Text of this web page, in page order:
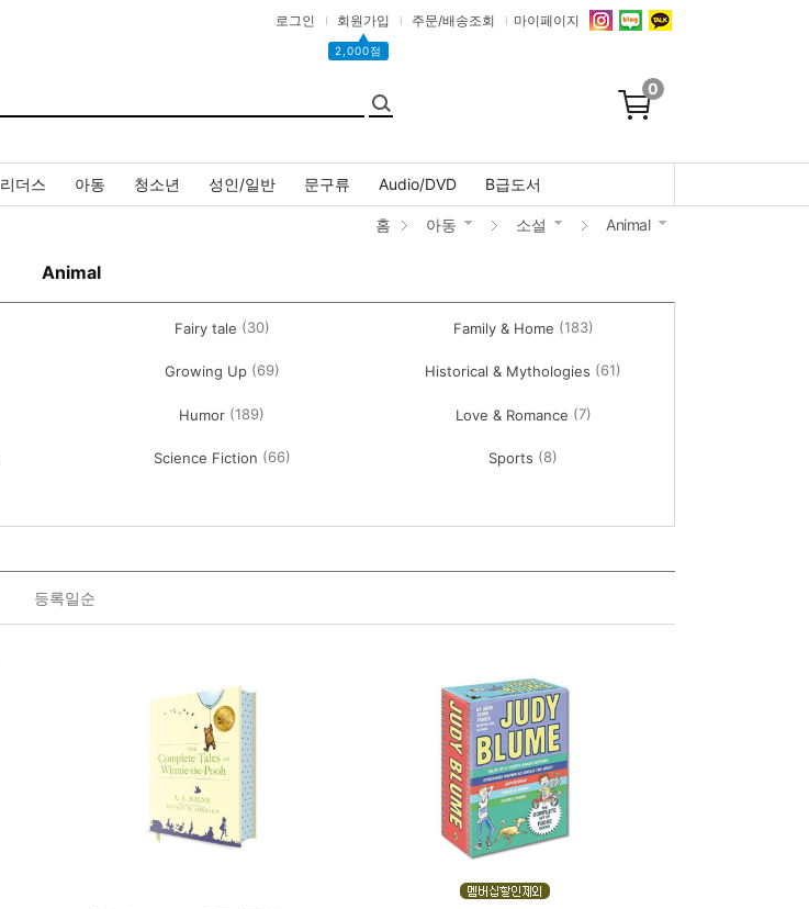
로그인 회원가입
▲
2,000점
주문/배송조회 마이페이지
0
리더스 아동 청소년 성인/일반 문구류 Audio/DVD B급도서
홈 아동 소설 Animal
Animal
Fairy tale (30) Family & Home (183)
Growing Up (69) Historical & Mythologies (61)
Humor (189) Love & Romance (7)
Science Fiction (66) Sports (8)
등록일순